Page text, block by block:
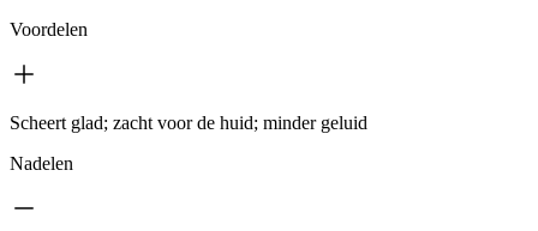
Voordelen
Scheert glad; zacht voor de huid; minder geluid
Nadelen